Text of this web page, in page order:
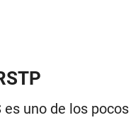
es uno de los pocos